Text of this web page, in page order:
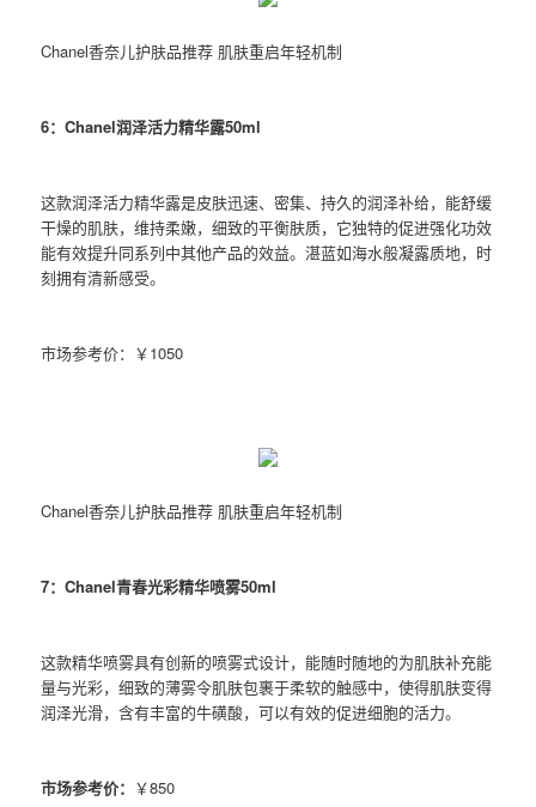
Chanel香奈儿护肤品推荐 肌肤重启年轻机制
6：Chanel润泽活力精华露50ml
这款润泽活力精华露是皮肤迅速、密集、持久的润泽补给，能舒缓
干燥的肌肤，维持柔嫩，细致的平衡肤质，它独特的促进强化功效
能有效提升同系列中其他产品的效益。湛蓝如海水般凝露质地，时
刻拥有清新感受。
市场参考价：￥1050
Chanel香奈儿护肤品推荐 肌肤重启年轻机制
7：Chanel青春光彩精华喷雾50ml
这款精华喷雾具有创新的喷雾式设计，能随时随地的为肌肤补充能
量与光彩，细致的薄雾令肌肤包裹于柔软的触感中，使得肌肤变得
润泽光滑，含有丰富的牛磺酸，可以有效的促进细胞的活力。
市场参考价： ￥850